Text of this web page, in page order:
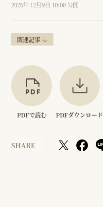
2025年 12月9日 10:00 公開
関連記事
PDFで読む PDFダウンロード
SHARE